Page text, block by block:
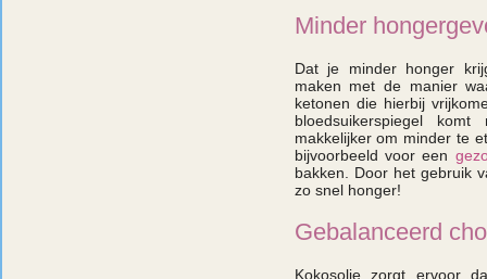
Minder
Dat je minder honger
maken met de manier
ketonen die hierbij
bloedsuikerspiegel
makkelijker om minder te
bijvoorbeeld voor een
bakken. Door het gebruik
zo snel honger!
Gebalanceerd
Kokosolie zorgt ervoor